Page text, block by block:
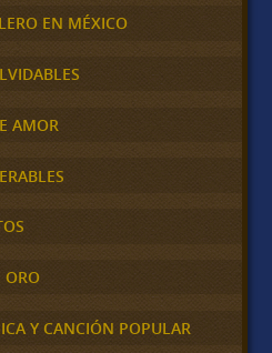
EN MÉXICO
AMOR
ORO
Y CANCIÓN POPULAR